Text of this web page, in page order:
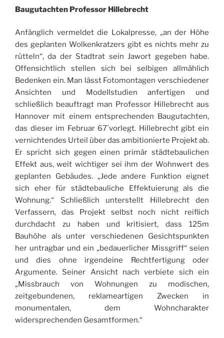
Baugutachten Professor Hillebrecht
Anfänglich vermeldet die Lokalpresse, „an der Höhe
des geplanten Wolkenkratzers gibt es nichts mehr zu
rütteln“, da der Stadtrat sein Jawort gegeben habe.
Offensichtlich stellen sich bei selbigen allmählich
Bedenken ein. Man lässt Fotomontagen verschiedener
Ansichten und Modellstudien anfertigen und
schließlich beauftragt man Professor Hillebrecht aus
Hannover mit einem entsprechenden Baugutachten,
das dieser im Februar 67`vorlegt. Hillebrecht gibt ein
vernichtendes Urteil über das ambitionierte Projekt ab.
Er spricht sich gegen einen primär städtebaulichen
Effekt aus, weit wichtiger sei ihm der Wohnwert des
geplanten Gebäudes. „Jede andere Funktion eignet
sich eher für städtebauliche Effektuierung als die
Wohnung.“ Schließlich unterstellt Hillebrecht den
Verfassern, das Projekt selbst noch nicht reiflich
durchdacht zu haben und kritisiert, dass 125m
Bauhöhe als unter verschiedenen Gesichtspunkten
her untragbar und ein „bedauerlicher Missgriff“ seien
und dies ohne irgendeine Rechtfertigung oder
Argumente. Seiner Ansicht nach verbiete sich ein
„Missbrauch von Wohnungen zu modischen,
zeitgebundenen, reklameartigen Zwecken in
monumentalen, dem Wohncharakter
widersprechenden Gesamtformen.“